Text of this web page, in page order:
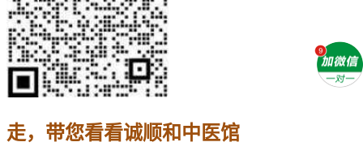
走，带您看看诚顺和中医馆